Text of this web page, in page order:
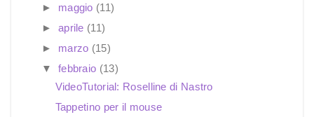
► maggio (11)
► aprile (11)
► marzo (15)
▼ febbraio (13)
VideoTutorial: Roselline di Nastro
Tappetino per il mouse